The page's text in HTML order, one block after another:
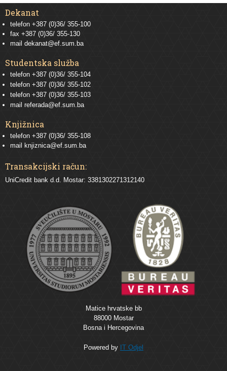
Dekanat
telefon +387 (0)36/ 355-100
fax +387 (0)36/ 355-130
mail dekanat@ef.sum.ba
Studentska služba
telefon +387 (0)36/ 355-104
telefon +387 (0)36/ 355-102
telefon +387 (0)36/ 355-103
mail referada@ef.sum.ba
Knjižnica
telefon +387 (0)36/ 355-108
mail knjiznica@ef.sum.ba
Transakcijski račun:
UniCredit bank d.d. Mostar: 3381302271312140
Matice hrvatske bb
88000 Mostar
Bosna i Hercegovina
Powered by IT Odjel